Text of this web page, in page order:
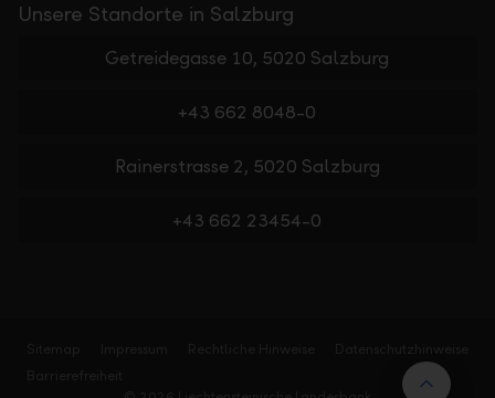
Unsere Standorte in Salzburg
Getreidegasse 10, 5020 Salzburg
+43 662 8048-0
Rainerstrasse 2, 5020 Salzburg
+43 662 23454-0
Nach